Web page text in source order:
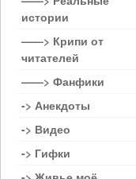
истории
——> Крипи от
читателей
——> Фанфики
-> Анекдоты
-> Видео
-> Гифки